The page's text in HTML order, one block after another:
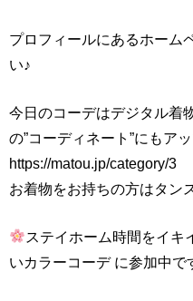
プロフィールにあるホーム
い♪
今日のコーデはデジタル着
の”コーディネート”にもア
https://matou.jp/category/3
お着物をお持ちの方はタン
ステイホーム時間をイ
いカラーコーデ に参加中で